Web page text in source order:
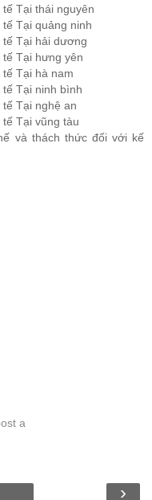
Tại thái nguyên
Tại quảng ninh
Tại hải dương
Tại hưng yên
Tại hà nam
Tại ninh bình
Tại nghệ an
Tại vũng tàu
và thách thức đối với kế
a
›